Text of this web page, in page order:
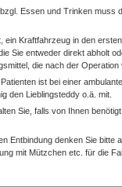
Essen und Trinken
ein Kraftfahrzeug in den
Sie entweder direkt abholt
die nach der
ist bei einer
den Lieblingsteddy o.ä. mit.
Sie, falls von Ihnen
Entbindung denken Sie
mit Mützchen etc. für die